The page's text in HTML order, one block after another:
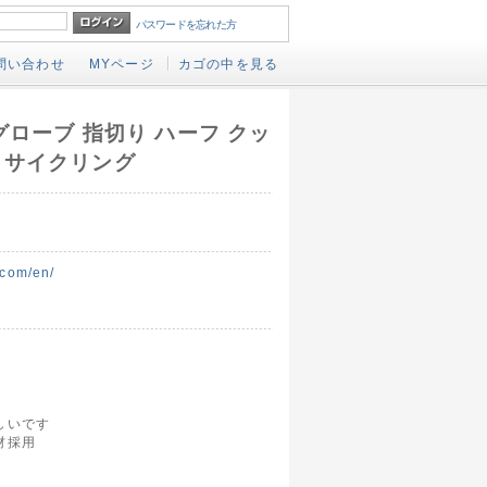
パスワードを忘れた方
い合わせ MYページ カゴの中を見る
ーブ 指切り ハーフ クッ
イクリング
en/
いです
採用